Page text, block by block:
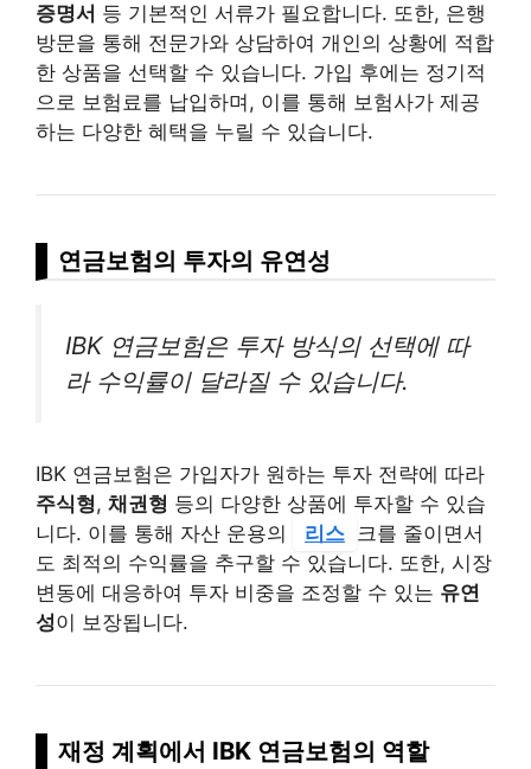
증명서 등 기본적인 서류가 필요합니다. 또한, 은행
방문을 통해 전문가와 상담하여 개인의 상황에 적합
한 상품을 선택할 수 있습니다. 가입 후에는 정기적
으로 보험료를 납입하며, 이를 통해 보험사가 제공
하는 다양한 혜택을 누릴 수 있습니다.
연금보험의 투자의 유연성
IBK 연금보험은 투자 방식의 선택에 따
라 수익률이 달라질 수 있습니다.
IBK 연금보험은 가입자가 원하는 투자 전략에 따라
주식형, 채권형 등의 다양한 상품에 투자할 수 있습
니다. 이를 통해 자산 운용의
리스 크를 줄이면서
도 최적의 수익률을 추구할 수 있습니다. 또한, 시장
변동에 대응하여 투자 비중을 조정할 수 있는 유연
성이 보장됩니다.
재정 계획에서 IBK 연금보험의 역할